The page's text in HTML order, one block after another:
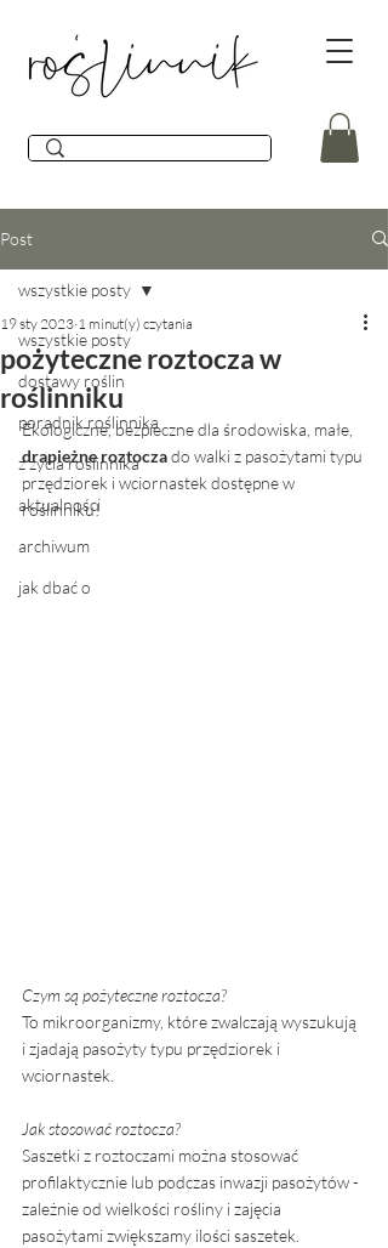
Post
wszystkie posty
dostawy roślin
poradnik roślinnika
z życia roślinnika
aktualności
archiwum
jak dbać o
wszystkie posty
pożyteczne roztocza w
roślinniku
19 sty 2023 1 minut(y) czytania
Ekologiczne, bezpieczne dla środowiska, małe,
drapieżne roztocza do walki z pasożytami typu
przędziorek i wciornastek dostępne w
roślinniku!
Czym są pożyteczne roztocza?
To mikroorganizmy, które zwalczają wyszukują
i zjadają pasożyty typu przędziorek i
wciornastek.
Jak stosować roztocza?
Saszetki z roztoczami można stosować
profilaktycznie lub podczas inwazji pasożytów -
zależnie od wielkości rośliny i zajęcia
pasożytami zwiększamy ilości saszetek.